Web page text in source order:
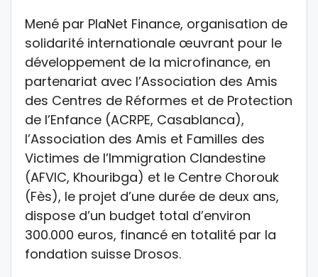
Mené par PlaNet Finance, organisation de
solidarité internationale œuvrant pour le
développement de la microfinance, en
partenariat avec l’Association des Amis
des Centres de Réformes et de Protection
de l’Enfance (ACRPE, Casablanca),
l’Association des Amis et Familles des
Victimes de l’Immigration Clandestine
(AFVIC, Khouribga) et le Centre Chorouk
(Fès), le projet d’une durée de deux ans,
dispose d’un budget total d’environ
300.000 euros, financé en totalité par la
fondation suisse Drosos.